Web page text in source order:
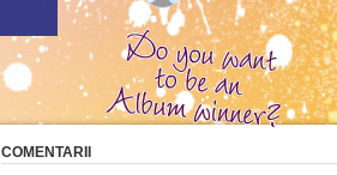
COMENTARII